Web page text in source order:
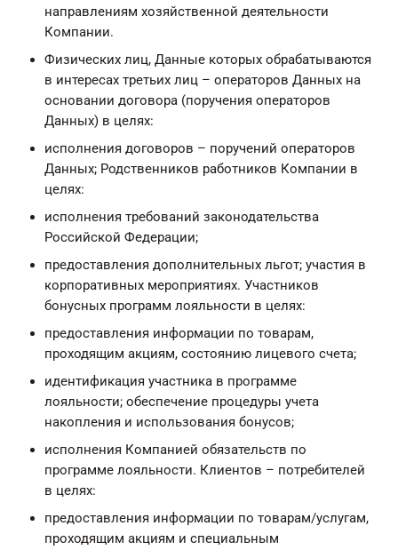
направлениям хозяйственной деятельности
Компании.
Физических лиц, Данные которых обрабатываются
в интересах третьих лиц – операторов Данных на
основании договора (поручения операторов
Данных) в целях:
исполнения договоров – поручений операторов
Данных; Родственников работников Компании в
целях:
исполнения требований законодательства
Российской Федерации;
предоставления дополнительных льгот; участия в
корпоративных мероприятиях. Участников
бонусных программ лояльности в целях:
предоставления информации по товарам,
проходящим акциям, состоянию лицевого счета;
идентификация участника в программе
лояльности; обеспечение процедуры учета
накопления и использования бонусов;
исполнения Компанией обязательств по
программе лояльности. Клиентов – потребителей
в целях:
предоставления информации по товарам/услугам,
проходящим акциям и специальным